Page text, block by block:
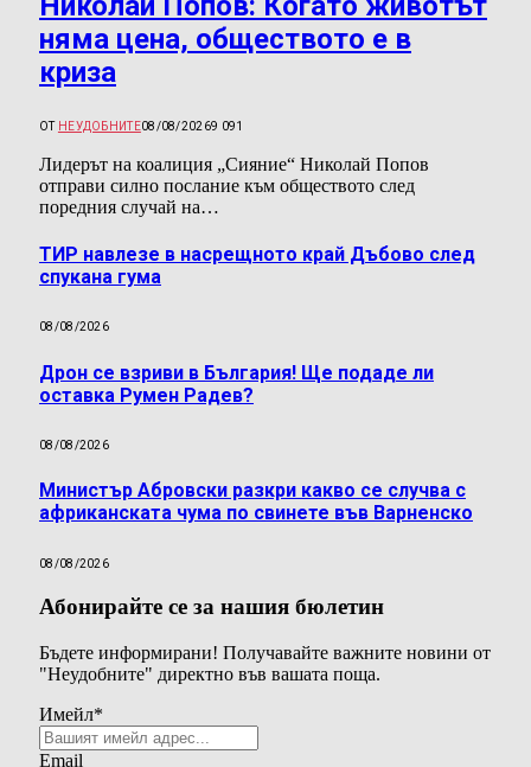
няма цена, обществото е в
криза
ОТ НЕУДОБНИТЕ08/08/20269 091
Лидерът на коалиция „Сияние“ Николай Попов
отправи силно послание към обществото след
поредния случай на…
ТИР навлезе в насрещното край Дъбово след
спукана гума
08/08/2026
Дрон се взриви в България! Ще подаде ли
оставка Румен Радев?
08/08/2026
Министър Абровски разкри какво се случва с
африканската чума по свинете във Варненско
08/08/2026
Абонирайте се за нашия бюлетин
Бъдете информирани! Получавайте важните новини от
"Неудобните" директно във вашата поща.
Имейл*
Email